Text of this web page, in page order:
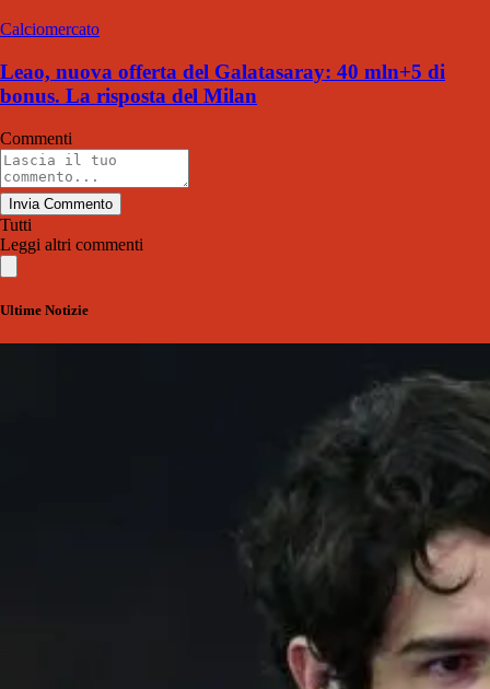
Calciomercato
Leao, nuova offerta del Galatasaray: 40 mln+5 di
bonus. La risposta del Milan
Commenti
Invia Commento
Tutti
Leggi altri commenti
Ultime Notizie